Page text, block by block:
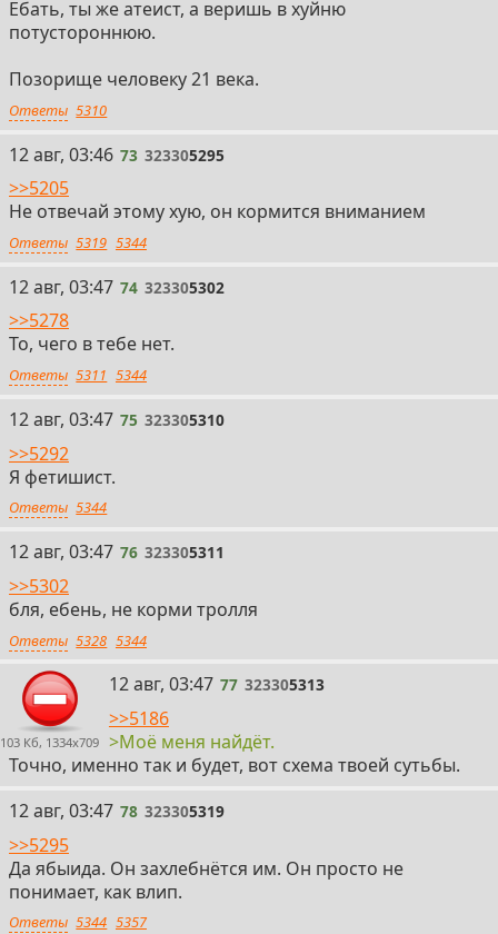
Ебать, ты же атеист, а веришь в хуйню
потустороннюю.
Позорище человеку 21 века.
Ответы 5310
73
12 авг, 03:46 73 323305295
>>5205
Не отвечай этому хую, он кормится вниманием
Ответы 5319 5344
74
12 авг, 03:47 74 323305302
>>5278
То, чего в тебе нет.
Ответы 5311 5344
75
12 авг, 03:47 75 323305310
>>5292
Я фетишист.
Ответы 5344
76
12 авг, 03:47 76 323305311
>>5302
бля, ебень, не корми тролля
Ответы 5328 5344
103 Кб, 1334x709
77
12 авг, 03:47 77 323305313
>>5186
>Моё меня найдёт.
Точно, именно так и будет, вот схема твоей сутьбы.
78
12 авг, 03:47 78 323305319
>>5295
Да ябыида. Он захлебнётся им. Он просто не
понимает, как влип.
Ответы 5344 5357